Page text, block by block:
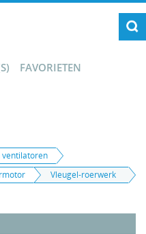
FAVORIETEN
ventilatoren
Vleugel-roerwerk